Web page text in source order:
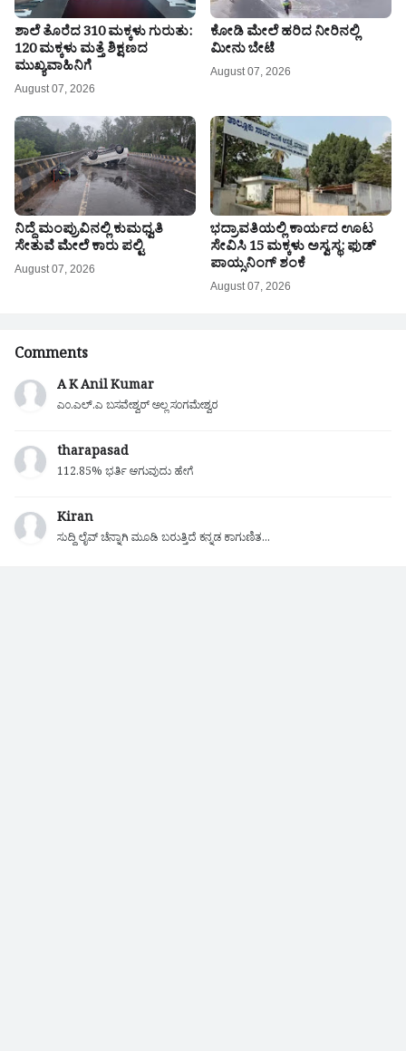
ಶಾಲೆ ತೊರೆದ 310 ಮಕ್ಕಳು ಗುರುತು:
120 ಮಕ್ಕಳು ಮತ್ತೆ ಶಿಕ್ಷಣದ
ಮುಖ್ಯವಾಹಿನಿಗೆ
August 07, 2026
ಕೋಡಿ ಮೇಲೆ ಹರಿದ ನೀರಿನಲ್ಲಿ
ಮೀನು ಬೇಟೆ
August 07, 2026
ನಿದ್ದೆ ಮಂಪ್ರುವಿನಲ್ಲಿ ಕುಮಧ್ವತಿ
ಸೇತುವೆ ಮೇಲೆ ಕಾರು ಪಲ್ಟಿ
August 07, 2026
ಭದ್ರಾವತಿಯಲ್ಲಿ ಕಾರ್ಯದ ಊಟ
ಸೇವಿಸಿ 15 ಮಕ್ಕಳು ಅಸ್ವಸ್ಥ: ಫುಡ್
ಪಾಯ್ಸನಿಂಗ್ ಶಂಕೆ
August 07, 2026
Comments
A K Anil Kumar
ಎಂ.ಎಲ್.ಎ ಬಸವೇಶ್ವರ್ ಅಲ್ಲ ಸಂಗಮೇಶ್ವರ
tharapasad
112.85% ಭರ್ತಿ ಆಗುವುದು ಹೇಗೆ
Kiran
ಸುದ್ದಿ ಲೈವ್ ಚೆನ್ನಾಗಿ ಮೂಡಿ ಬರುತ್ತಿದೆ ಕನ್ನಡ ಕಾಗುಣಿತ...